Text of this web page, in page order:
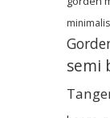
semi